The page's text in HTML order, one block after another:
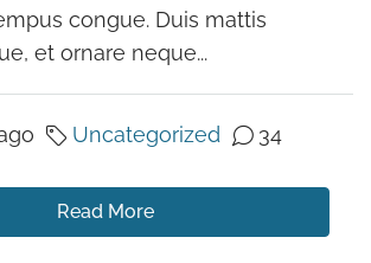
congue. Duis mattis
et ornare neque...
Uncategorized 34
Read More